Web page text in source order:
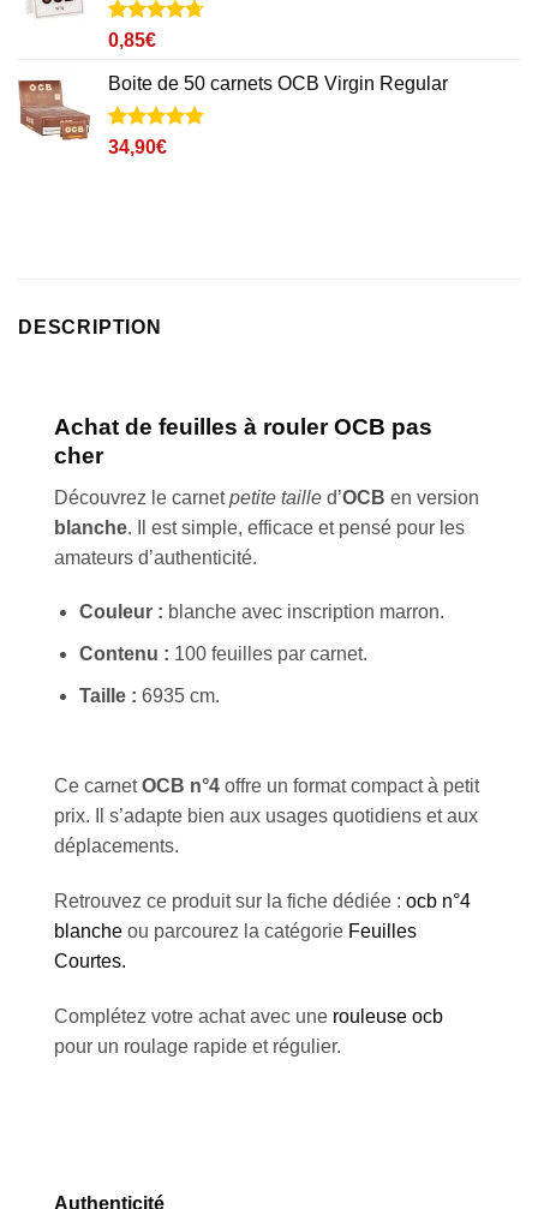
Noté4.7
sur
2
notations
client
0,85€
Boite de 50 carnets OCB Virgin Regular
Noté4.8
12
34,90€
DESCRIPTION
Achat de feuilles à roulerOCB pas
cher
Découvrez le carnetpetite taille d’OCB en version
blanche. Il est simple, efficace et pensé pour les
amateurs d’authenticité.
Couleur : blanche avec inscription marron.
Contenu : 100 feuilles par carnet.
Taille : 6935 cm.
Ce carnetOCB n°4 offre un format compact à petit
prix. Il s’adapte bien aux usages quotidiens et aux
déplacements.
Retrouvez ce produit sur la fiche dédiée : ocb n°4
blanche ou parcourez la catégorie Feuilles
Courtes.
Complétez votre achat avec une rouleuse ocb
pour un roulage rapide et régulier.
Authenticité